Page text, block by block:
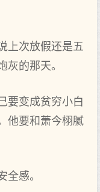
上次放假还是五
灰的那天。
要变成‌贫穷小白
他要和萧今栩腻
全感。